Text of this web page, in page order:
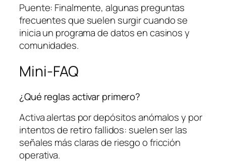
Puente: Finalmente, algunas preguntas
frecuentes que suelen surgir cuando se
inicia un programa de datos en casinos y
comunidades.
Mini-FAQ
¿Qué reglas activar primero?
Activa alertas por depósitos anómalos y por
intentos de retiro fallidos: suelen ser las
señales más claras de riesgo o fricción
operativa.